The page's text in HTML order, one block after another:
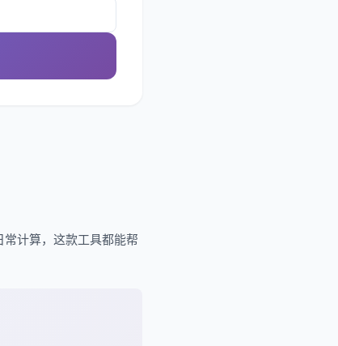
计算，这款工具都能帮